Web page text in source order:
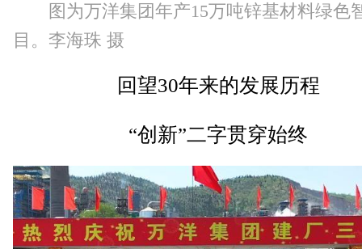
图为万洋集团年产15万吨锌基材料绿色
目。李海珠 摄
回望30年来的发展历程
“创新”二字贯穿始终